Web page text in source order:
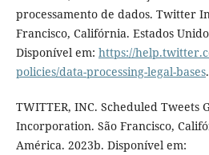
processamento de dados. Twitter
Francisco, Califórnia. Estados
Disponível em: https://
policies/data-processing-legal-bases
TWITTER, INC. Scheduled Tweets
Incorporation. São Francisco,
América. 2023b. Disponível em: